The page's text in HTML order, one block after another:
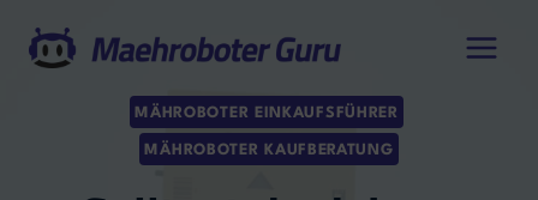
Inhalt
MÄHROBOTER EINKAUFSFÜHRER
MÄHROBOTER KAUFBERATUNG